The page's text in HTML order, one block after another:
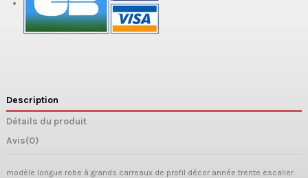
Description
Détails du produit
Avis(0)
modèle longue robe à grands carreaux de profil décor année trente escalier